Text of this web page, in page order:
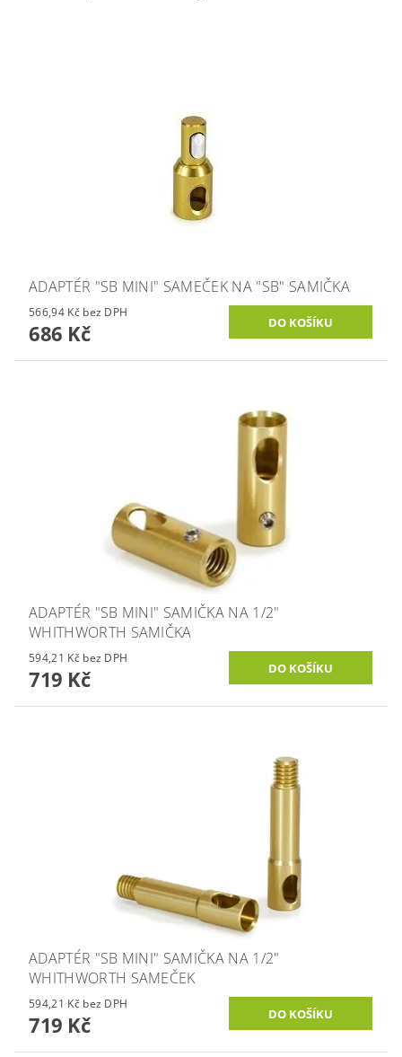
ADAPTÉR "SB MINI" SAMEČEK NA "SB" SAMIČKA
566,94 Kč bez DPH
686 Kč
ADAPTÉR "SB MINI" SAMIČKA NA 1/2"
WHITHWORTH SAMIČKA
594,21 Kč bez DPH
719 Kč
ADAPTÉR "SB MINI" SAMIČKA NA 1/2"
WHITHWORTH SAMEČEK
594,21 Kč bez DPH
719 Kč